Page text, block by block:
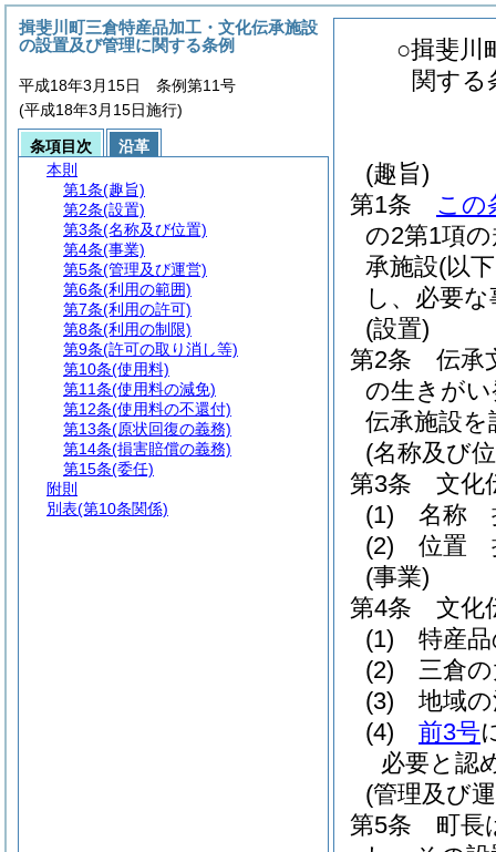
○揖斐川
関する
(趣旨)
第1条
この
の2第1項
承施設(以
し、必要
(設置)
第2条
伝承
の生きが
伝承施設
(名称及び
第3条
文化
(1)
名称
(2)
位置
(事業)
第4条
文化
(1)
特産
(2)
三倉
(3)
地域
(4)
前3号
必要と認
(管理及び
第5条
町長
揖斐川町三倉特産品加工・文化伝承施設
の設置及び管理に関する条例
平成18年3月15日 条例第11号
(平成18年3月15日施行)
条項目次
沿革
本則
第1条(趣旨)
第2条(設置)
第3条(名称及び位置)
第4条(事業)
第5条(管理及び運営)
第6条(利用の範囲)
第7条(利用の許可)
第8条(利用の制限)
第9条(許可の取り消し等)
第10条(使用料)
第11条(使用料の減免)
第12条(使用料の不還付)
第13条(原状回復の義務)
第14条(損害賠償の義務)
第15条(委任)
附則
別表(第10条関係)